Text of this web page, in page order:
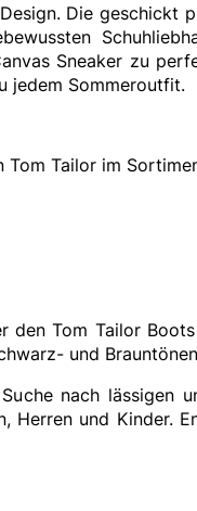
Die geschickt
Sneaker zu
jedem Sommeroutfit.
Tom Tailor im
den Tom Tailor
und
nach lässigen
und Kinder.